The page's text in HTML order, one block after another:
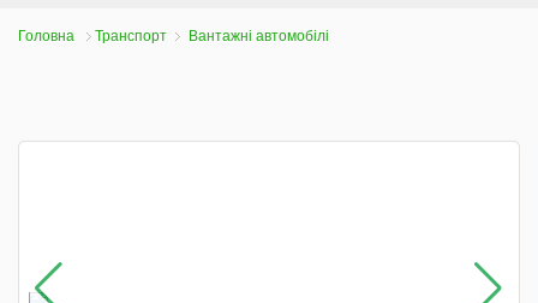
Головна Транспорт Вантажні автомобілі